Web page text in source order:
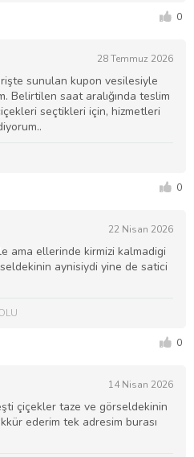
0
28 Temmuz 2026
sunulan kupon vesilesiyle
Belirtilen saat aralığında teslim
seçtikleri için, hizmetleri
0
22 Nisan 2026
ama ellerinde kirmizi kalmadigi
aynisiydi yine de satici
0
14 Nisan 2026
çiçekler taze ve görseldekinin
ederim tek adresim burası